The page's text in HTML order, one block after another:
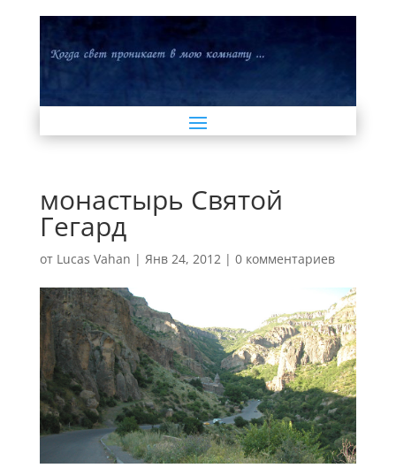
монастырь Святой
Гегард
от Lucas Vahan | Янв 24, 2012| 0 комментариев